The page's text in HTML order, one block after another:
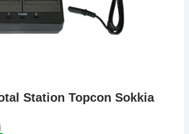
Station Topcon Sokkia